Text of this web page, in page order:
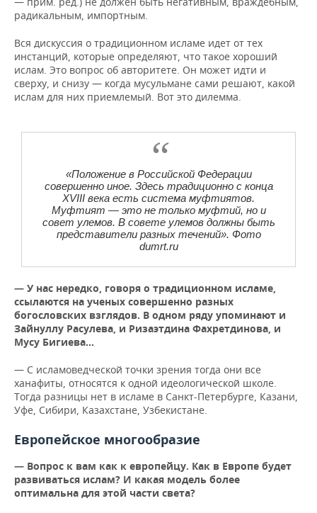
радикальным, импортным.
Вся дискуссия о традиционном исламе идет от тех
инстанций, которые определяют, что такое хороший
ислам. Это вопрос об авторитете. Он может идти и
сверху, и снизу — когда мусульмане сами решают, какой
ислам для них приемлемый. Вот это дилемма.
«Положение в Российской Федерации
совершенно иное. Здесь традиционно с конца
XVIII века есть система муфтиятов.
Муфтият — это не только муфтий, но и
совет улемов. В совете улемов должны быть
представители разных течений». Фото
dumrt.ru
— У нас нередко, говоря о традиционном исламе,
ссылаются на ученых совершенно разных
богословских взглядов. В одном ряду упоминают и
Зайнуллу Расулева, и Ризаэтдина Фахретдинова, и
Мусу Бигиева…
— С исламоведческой точки зрения тогда они все
ханафиты, относятся к одной идеологической школе.
Тогда разницы нет в исламе в Санкт-Петербурге, Казани,
Уфе, Сибири, Казахстане, Узбекистане.
Европейское многообразие
— Вопрос к вам как к европейцу. Как в Европе будет
развиваться ислам? И какая модель более
оптимальна для этой части света?